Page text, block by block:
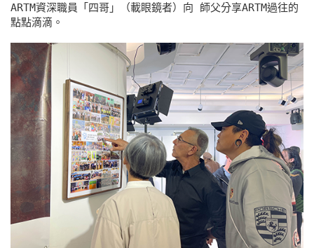
ARTM資深職員「四哥」（載眼鏡者）向 師父分享ARTM過往的
點點滴滴。